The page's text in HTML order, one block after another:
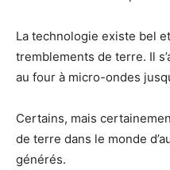
La technologie existe bel
tremblements de terre. Il
au four à micro-ondes
Certains, mais
de terre dans le monde
générés.